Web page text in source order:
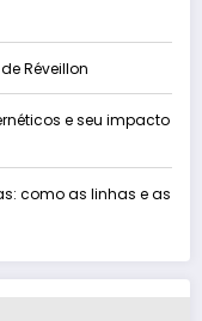
Réveillon
e seu impacto
como as linhas e as